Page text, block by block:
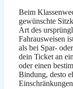
Beim
gewünschte
Art des
Fahrausweisen
als bei Spar-
dein Ticket an
oder einen
Bindung, desto